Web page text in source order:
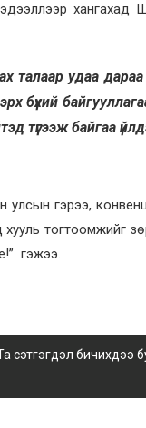
хангахад
талаар удаа
бүхий
түгээж байгаа
гэрээ, конвенц,
хууль тогтоомжийг
гэжээ.
сэтгэгдэл бичихдээ